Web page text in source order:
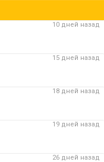
10 дней назад
15 дней назад
18 дней назад
19 дней назад
26 дней назад